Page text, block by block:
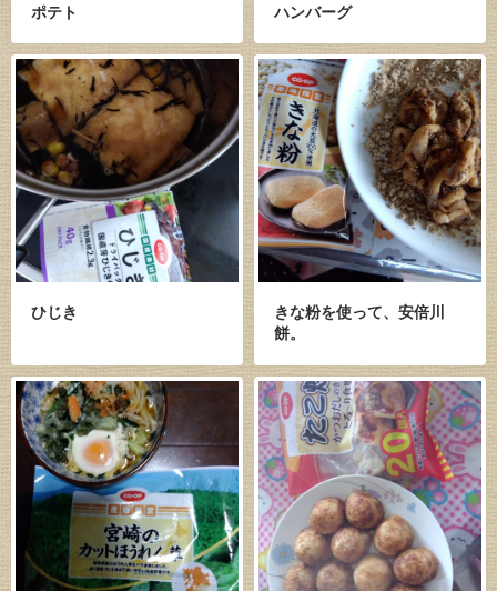
ポテト ハンバーグ
ひじき
きな粉を使って、安倍川
餅。